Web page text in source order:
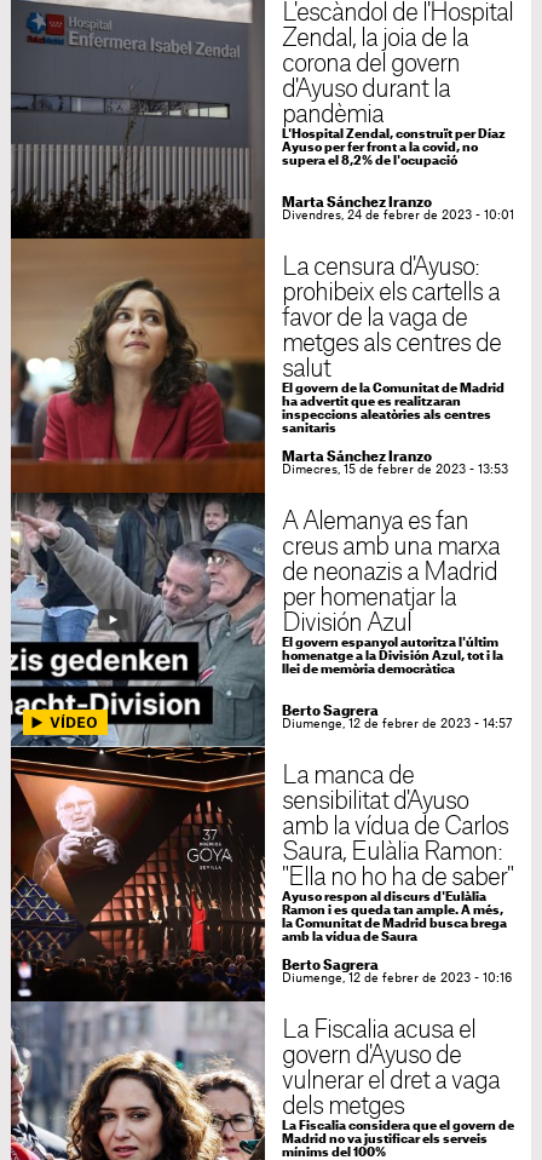
L'escàndol de l'Hospital
Zendal, la joia de la
corona del govern
d'Ayuso durant la
pandèmia
L'Hospital Zendal, construït per Díaz
Ayuso per fer front a la covid, no
supera el 8,2% de l'ocupació
Marta Sánchez Iranzo
Divendres, 24 de febrer de 2023 - 10:01
La censura d'Ayuso:
prohibeix els cartells a
favor de la vaga de
metges als centres de
salut
El govern de la Comunitat de Madrid
ha advertit que es realitzaran
inspeccions aleatòries als centres
sanitaris
Marta Sánchez Iranzo
Dimecres, 15 de febrer de 2023 - 13:53
A Alemanya es fan
creus amb una marxa
de neonazis a Madrid
per homenatjar la
División Azul
El govern espanyol autoritza l'últim
homenatge a la División Azul, tot i la
llei de memòria democràtica
Berto Sagrera
Diumenge, 12 de febrer de 2023 - 14:57
La manca de
sensibilitat d'Ayuso
amb la vídua de Carlos
Saura, Eulàlia Ramon:
"Ella no ho ha de saber"
Ayuso respon al discurs d'Eulàlia
Ramon i es queda tan ample. A més,
la Comunitat de Madrid busca brega
amb la vídua de Saura
Berto Sagrera
Diumenge, 12 de febrer de 2023 - 10:16
La Fiscalia acusa el
govern d'Ayuso de
vulnerar el dret a vaga
dels metges
La Fiscalia considera que el govern de
Madrid no va justificar els serveis
mínims del 100%